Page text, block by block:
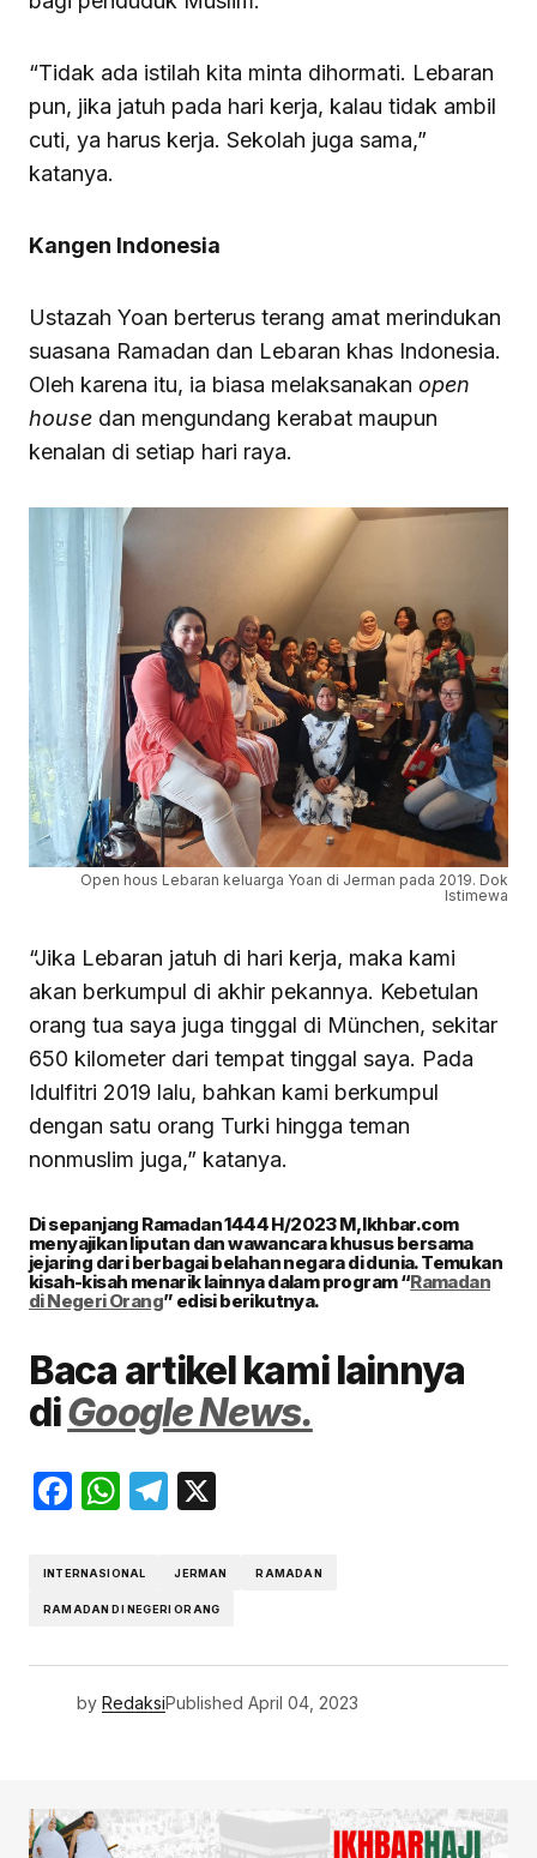
“Tidak ada istilah kita minta dihormati. Lebaran
pun, jika jatuh pada hari kerja, kalau tidak ambil
cuti, ya harus kerja. Sekolah juga sama,”
katanya.
Kangen Indonesia
Ustazah Yoan berterus terang amat merindukan
suasana Ramadan dan Lebaran khas Indonesia.
Oleh karena itu, ia biasa melaksanakan open
house dan mengundang kerabat maupun
kenalan di setiap hari raya.
Open hous Lebaran keluarga Yoan di Jerman pada 2019. Dok
Istimewa
“Jika Lebaran jatuh di hari kerja, maka kami
akan berkumpul di akhir pekannya. Kebetulan
orang tua saya juga tinggal di München, sekitar
650 kilometer dari tempat tinggal saya. Pada
Idulfitri 2019 lalu, bahkan kami berkumpul
dengan satu orang Turki hingga teman
nonmuslim juga,” katanya.
Di sepanjang Ramadan 1444 H/2023 M, Ikhbar.com
menyajikan liputan dan wawancara khusus bersama
jejaring dari berbagai belahan negara di dunia. Temukan
kisah-kisah menarik lainnya dalam program “Ramadan
di Negeri Orang” edisi berikutnya.
Baca artikel kami lainnya
diGoogle News.
Facebook
WhatsApp
Telegram
INTERNASIONAL JERMAN RAMADAN
RAMADAN DI NEGERI ORANG
by RedaksiPublished April 04, 2023